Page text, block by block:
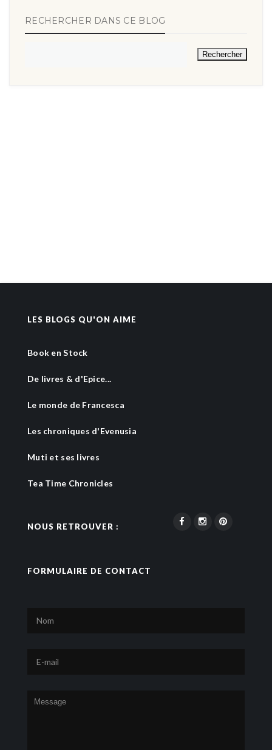
RECHERCHER DANS CE BLOG
LES BLOGS QU'ON AIME
Book en Stock
De livres & d'Epice...
Le monde de Francesca
Les chroniques d'Evenusia
Muti et ses livres
Tea Time Chronicles
NOUS RETROUVER :
FORMULAIRE DE CONTACT